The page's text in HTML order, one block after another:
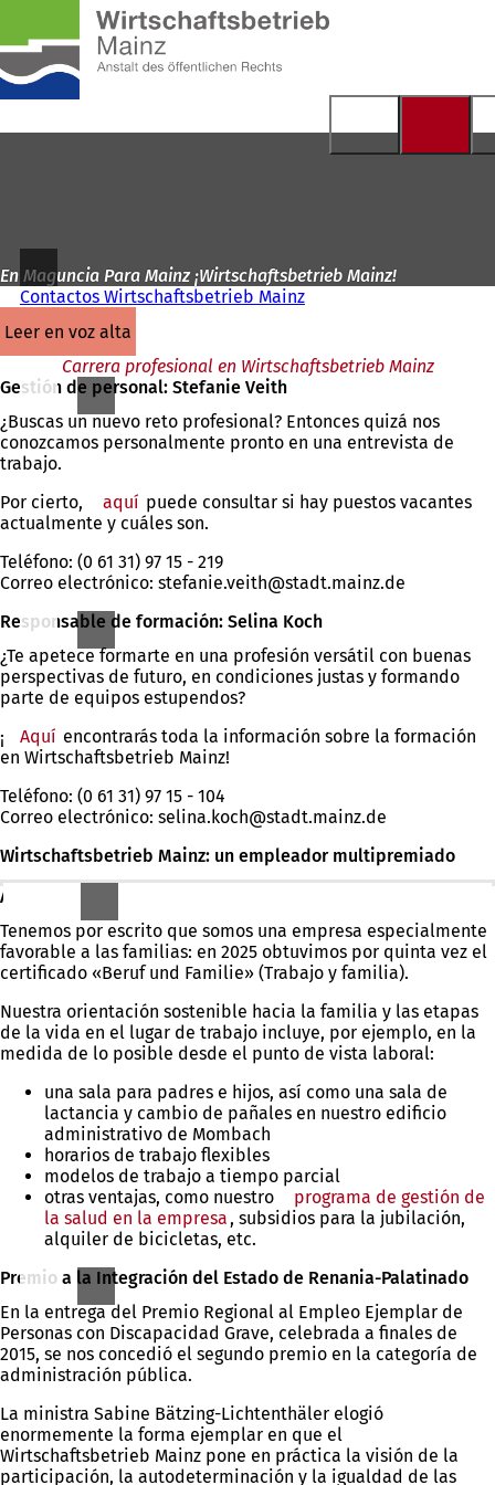
Saltar al contenido
página
de
inicio
En Maguncia Para Mainz ¡Wirtschaftsbetrieb Mainz!
Contactos Wirtschaftsbetrieb Mainz
leer en voz alta
Carrera profesional en Wirtschaftsbetrieb Mainz
Gestión de personal: Stefanie Veith
¿Buscas un nuevo reto profesional? Entonces quizá nos
conozcamos personalmente pronto en una entrevista de
trabajo.
Por cierto,
aquí puede consultar si hay puestos vacantes
actualmente y cuáles son.
Teléfono: (0 61 31) 97 15 - 219
Correo electrónico: stefanie.veith stadt.mainz de
Responsable de formación: Selina Koch
¿Te apetece formarte en una profesión versátil con buenas
perspectivas de futuro, en condiciones justas y formando
parte de equipos estupendos?
¡
Aquí encontrarás toda la información sobre la formación
en Wirtschaftsbetrieb Mainz!
Teléfono: (0 61 31) 97 15 - 104
Correo electrónico: selina.koch stadt.mainz de
Wirtschaftsbetrieb Mainz: un empleador multipremiado
Auditoría "Trabajo y familia
Tenemos por escrito que somos una empresa especialmente
favorable a las familias: en 2025 obtuvimos por quinta vez el
certificado «Beruf und Familie» (Trabajo y familia).
Nuestra orientación sostenible hacia la familia y las etapas
de la vida en el lugar de trabajo incluye, por ejemplo, en la
medida de lo posible desde el punto de vista laboral:
una sala para padres e hijos, así como una sala de
lactancia y cambio de pañales en nuestro edificio
administrativo de Mombach
horarios de trabajo flexibles
modelos de trabajo a tiempo parcial
otras ventajas, como nuestro
programa de gestión de
la salud en la empresa, subsidios para la jubilación,
alquiler de bicicletas, etc.
Premio a la Integración del Estado de Renania-Palatinado
En la entrega del Premio Regional al Empleo Ejemplar de
Personas con Discapacidad Grave, celebrada a finales de
2015, se nos concedió el segundo premio en la categoría de
administración pública.
La ministra Sabine Bätzing-Lichtenthäler elogió
enormemente la forma ejemplar en que el
Wirtschaftsbetrieb Mainz pone en práctica la visión de la
participación, la autodeterminación y la igualdad de las